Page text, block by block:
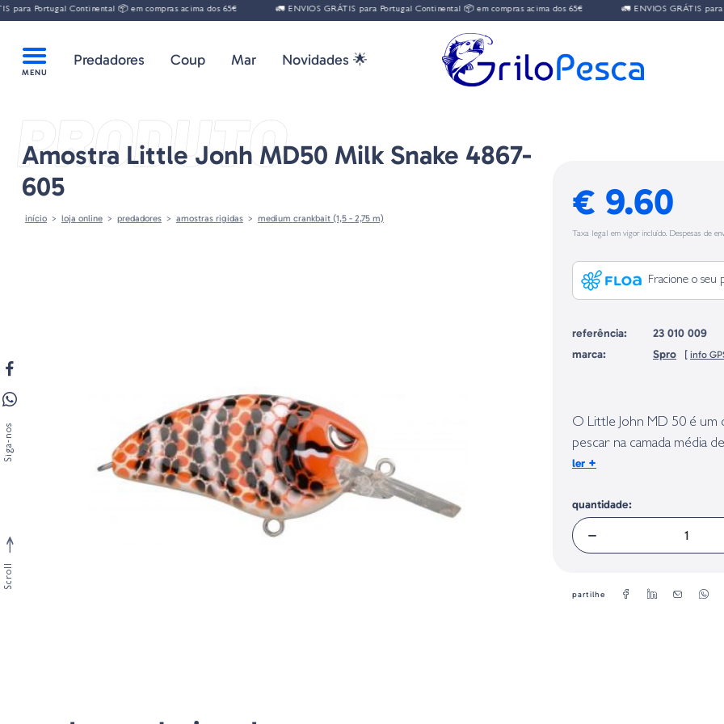
para Portugal Continental 📦 em compras acima dos 65€ 🚛 ENVIOS GRÁTIS para Portugal Continental 📦 em compras acima dos 65€ 🚛 ENVIOS GRÁTIS para
Predadores Coup Mar Novidades 🌟
PRODUTO
Amostra Little Jonh MD50 Milk Snake 4867-
605
início loja online predadores amostras rigidas medium crankbait (1,5 - 2,75 m) € 9.60
Taxa legal em vigor incluído. Despesas de
Fracione o
referência:
23 010 009
marca:
Spro [ info
O Little John MD 50 é um
pescar na camada média
grande variedade de águas
Peso:14 g
Tamanho:
ler +
quantidade:
partilhe
Siga-nos
Scroll